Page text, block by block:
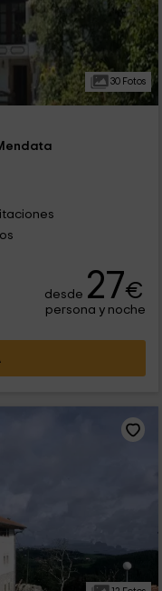
30 Fotos
desde 27€
persona y noche